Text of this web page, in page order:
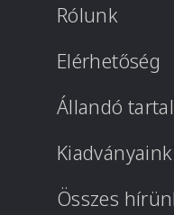
Rólunk
Elérhetőség
Állandó
Kiadványaink
Összes